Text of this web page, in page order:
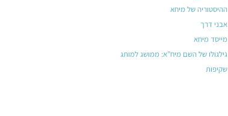
ההיסטוריה של מיחא
אבני דרך
מייסד מיחא
גילגולו של השם מיח”א: ממושג למותג
שקיפות